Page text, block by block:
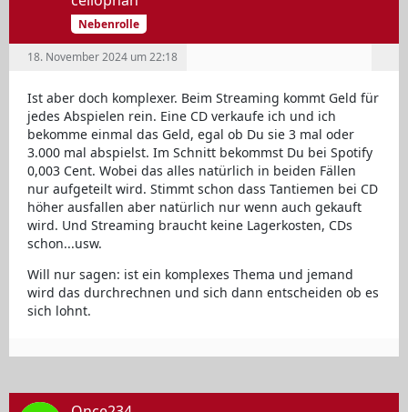
Nebenrolle
18. November 2024 um 22:18
Ist aber doch komplexer. Beim Streaming kommt Geld für
jedes Abspielen rein. Eine CD verkaufe ich und ich
bekomme einmal das Geld, egal ob Du sie 3 mal oder
3.000 mal abspielst. Im Schnitt bekommst Du bei Spotify
0,003 Cent. Wobei das alles natürlich in beiden Fällen
nur aufgeteilt wird. Stimmt schon dass Tantiemen bei CD
höher ausfallen aber natürlich nur wenn auch gekauft
wird. Und Streaming braucht keine Lagerkosten, CDs
schon...usw.
Will nur sagen: ist ein komplexes Thema und jemand
wird das durchrechnen und sich dann entscheiden ob es
sich lohnt.